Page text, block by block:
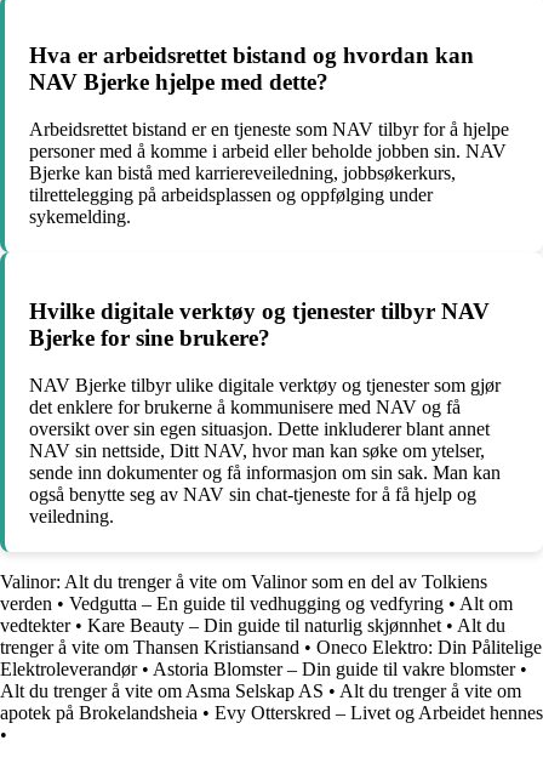
Hva er arbeidsrettet bistand og hvordan kan
NAV Bjerke hjelpe med dette?
Arbeidsrettet bistand er en tjeneste som NAV tilbyr for å hjelpe
personer med å komme i arbeid eller beholde jobben sin. NAV
Bjerke kan bistå med karriereveiledning, jobbsøkerkurs,
tilrettelegging på arbeidsplassen og oppfølging under
sykemelding.
Hvilke digitale verktøy og tjenester tilbyr NAV
Bjerke for sine brukere?
NAV Bjerke tilbyr ulike digitale verktøy og tjenester som gjør
det enklere for brukerne å kommunisere med NAV og få
oversikt over sin egen situasjon. Dette inkluderer blant annet
NAV sin nettside, Ditt NAV, hvor man kan søke om ytelser,
sende inn dokumenter og få informasjon om sin sak. Man kan
også benytte seg av NAV sin chat-tjeneste for å få hjelp og
veiledning.
Valinor: Alt du trenger å vite om Valinor som en del av Tolkiens
verden • Vedgutta – En guide til vedhugging og vedfyring • Alt om
vedtekter• Kare Beauty – Din guide til naturlig skjønnhet • Alt du
trenger å vite om Thansen Kristiansand • Oneco Elektro: Din Pålitelige
Elektroleverandør• Astoria Blomster – Din guide til vakre blomster•
Alt du trenger å vite om Asma Selskap AS • Alt du trenger å vite om
apotek på Brokelandsheia • Evy Otterskred – Livet og Arbeidet hennes
•